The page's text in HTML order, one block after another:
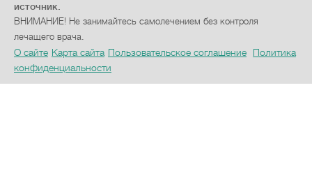
источник.
ВНИМАНИЕ! Не занимайтесь самолечением без контроля
лечащего врача.
О сайте Карта сайта Пользовательское соглашение
Политика
конфиденциальности